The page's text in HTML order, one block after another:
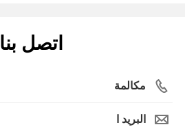
اتصل بنا
مكالمة
البريد ا